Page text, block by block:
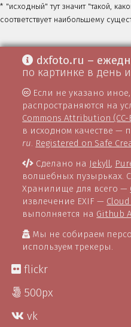
* "исходный" тут значит "такой,
соответствует наибольшему
dxfoto.ru –
по картинке в день
Если не указано
распространяются на
Commons Attribution (CC-
в исходном качестве —
ru. Registered on Safe
Сделано на Jekyll,
волшебных пузырьках.
Хранилище для всего —
извлечение EXIF —
выполняется на Github
Мы не собираем
используем трекеры.
flickr
500px
vk